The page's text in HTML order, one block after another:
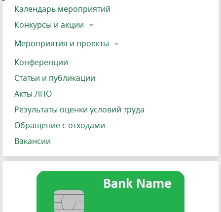
Календарь мероприятий
Конкурсы и акции
Мероприятия и проекты
Конференции
Статьи и публикации
Акты ЛПО
Результаты оценки условий труда
Обращение с отходами
Вакансии